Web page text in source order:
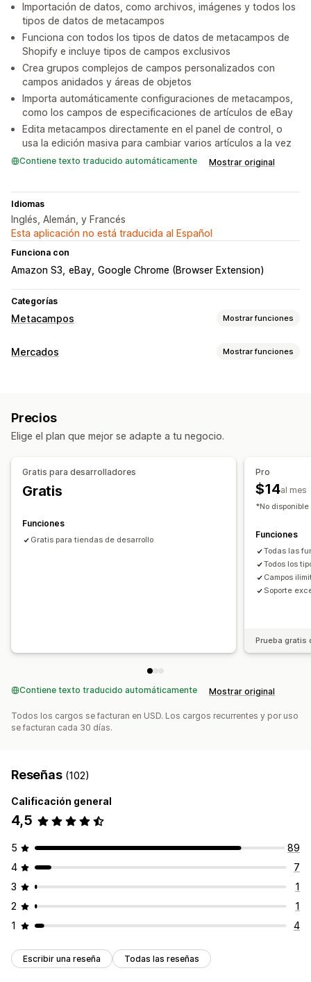
Importación de datos, como archivos, imágenes y todos los
tipos de datos de metacampos
Funciona con todos los tipos de datos de metacampos de
Shopify e incluye tipos de campos exclusivos
Crea grupos complejos de campos personalizados con
campos anidados y áreas de objetos
Importa automáticamente configuraciones de metacampos,
como los campos de especificaciones de artículos de eBay
Edita metacampos directamente en el panel de control, o
usa la edición masiva para cambiar varios artículos a la vez
Contiene texto traducido automáticamente Mostrar original
Idiomas
Inglés, Alemán, y Francés
Esta aplicación no está traducida al Español
Funciona con
Amazon S3 eBay Google Chrome (Browser Extension)
Categorías
Metacampos Mostrar funciones
Tipos de metacampos
Calificaciones
Importación y exportación masiva
Editor de metacampos
Múltiples idiomas
Mercados Mostrar funciones
Precios
Elige el plan que mejor se adapte a tu negocio.
Gratis para desarrolladores
Gratis
Funciones
Gratis para tiendas de desarrollo
Pro
$14al mes
*No
Funciones
Todas las
Todos los
Campos
Soporte
Prueba gratis
Contiene texto traducido automáticamente Mostrar original
Todos los cargos se facturan en USD. Los cargos recurrentes y por uso
se facturan cada 30 días.
Reseñas (102)
Calificación general
4,5
5
89
4
7
3
1
2
1
1
4
Escribir una reseña Todas las reseñas